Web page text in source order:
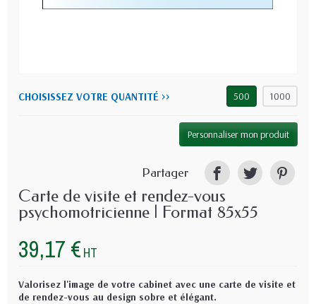
CHOISISSEZ VOTRE QUANTITÉ >> 500 1000
Personnaliser mon produit
Partager
Carte de visite et rendez-vous
psychomotricienne | Format 85x55
39,17 € HT
Valorisez l'image de votre cabinet avec une carte de visite et
de rendez-vous au design sobre et élégant.